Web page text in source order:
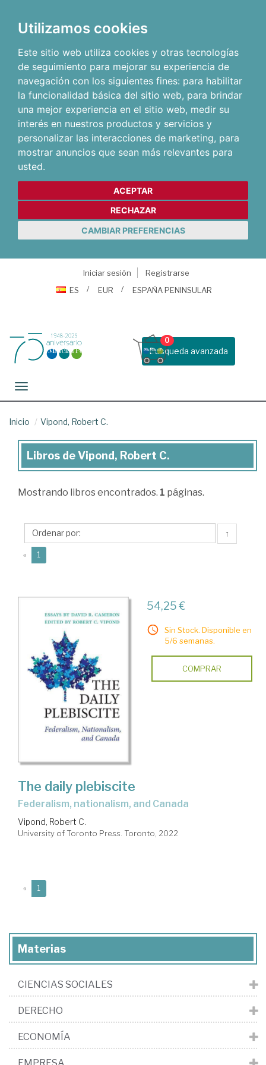
Utilizamos cookies
Este sitio web utiliza cookies y otras tecnologías
de seguimiento para mejorar su experiencia de
navegación con los siguientes fines: para habilitar
la funcionalidad básica del sitio web, para brindar
una mejor experiencia en el sitio web, medir su
interés en nuestros productos y servicios y
personalizar las interacciones de marketing, para
mostrar anuncios que sean más relevantes para
usted.
ACEPTAR
RECHAZAR
CAMBIAR PREFERENCIAS
Iniciar sesión
Registrarse
ES
EUR ESPAÑA PENINSULAR
Busqueda avanzada
0
Toggle navigation
Inicio Vipond, Robert C.
Libros
Vipond,
Libros de Vipond, Robert C.
Mostrando libros encontrados. 1 páginas.
↑
« 1
54,25 €
Sin Stock. Disponible en
5/6 semanas.
COMPRAR
The daily plebiscite
federalism, nationalism, and Canada
Vipond, Robert C.
University of Toronto Press. Toronto, 2022
« 1
Materias
CIENCIAS SOCIALES
DERECHO
ECONOMÍA